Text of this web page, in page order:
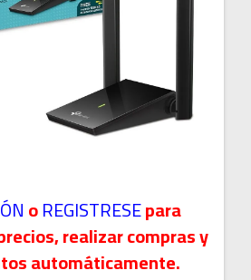
oREGISTRESEpara
realizar compras y
automáticamente.